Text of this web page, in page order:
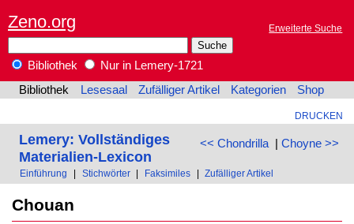
Zeno.org Erweiterte Suche
Bibliothek
Nur in Lemery-1721
Bibliothek
Lesesaal Zufälliger Artikel Kategorien Shop
DRUCKEN
<< Chondrilla| Choyne >>
Lemery: Vollständiges
Materialien-Lexicon
Einführung Stichwörter Faksimiles Zufälliger Artikel
Chouan